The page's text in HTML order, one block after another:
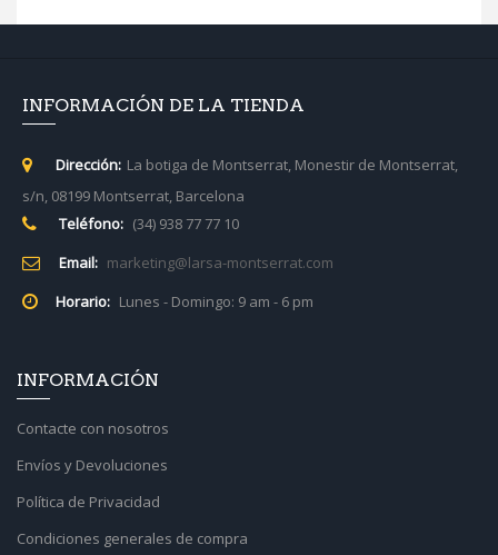
INFORMACIÓN DE LA TIENDA
Dirección: La botiga de Montserrat, Monestir de Montserrat,
s/n, 08199 Montserrat, Barcelona
Teléfono: (34) 938 77 77 10
Email: marketing@larsa-montserrat.com
Horario: Lunes - Domingo: 9 am - 6 pm
INFORMACIÓN
Contacte con nosotros
Envíos y Devoluciones
Política de Privacidad
Condiciones generales de compra